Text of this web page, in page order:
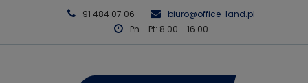
91 484 07 06
biuro@office-land.pl
Pn - Pt: 8.00 - 16.00